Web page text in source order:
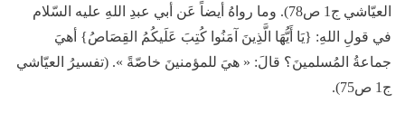
العيّاشي ج1 ص78). وما رواهُ أيضاً عَن أبي عبدِ اللهِ عليه السّلام
في قولِ اللهِ: {يَا أَيُّهَا الَّذِينَ آمَنُوا كُتِبَ عَلَيكُمُ القِصَاصُ} أهيَ
جماعةُ المُسلمينَ؟ قالَ: « هيَ للمؤمنينَ خاصّةً ». (تفسيرُ العيّاشي
ج1 ص75).